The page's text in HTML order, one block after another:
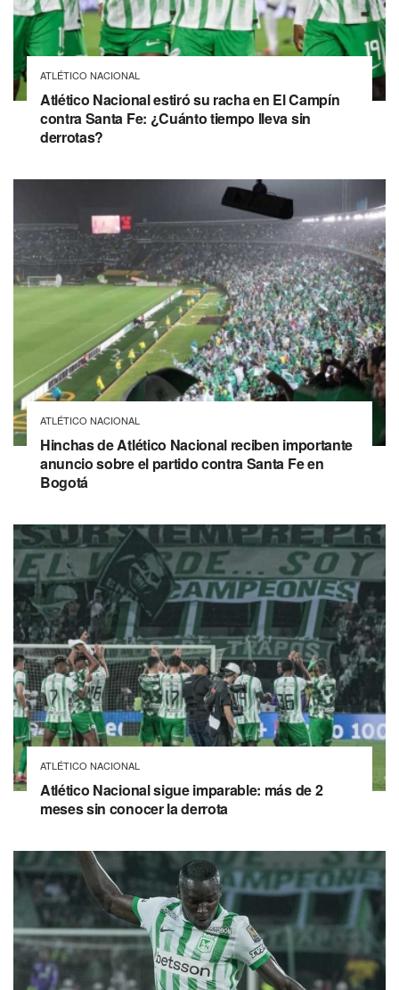
ATLÉTICO NACIONAL
Atlético Nacional estiró su racha en El Campín
contra Santa Fe: ¿Cuánto tiempo lleva sin
derrotas?
ATLÉTICO NACIONAL
Hinchas de Atlético Nacional reciben importante
anuncio sobre el partido contra Santa Fe en
Bogotá
ATLÉTICO NACIONAL
Atlético Nacional sigue imparable: más de 2
meses sin conocer la derrota